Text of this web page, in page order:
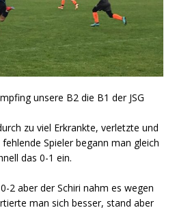
unsere B2 die B1 der JSG
zu viel Erkrankte, verletzte und
Spieler begann man gleich
das 0-1 ein.
2 aber der Schiri nahm es wegen
man sich besser, stand aber